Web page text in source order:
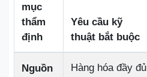
mục
thẩm
định
Yêu cầu kỹ
thuật bắt buộc
Nguồn
Hàng hóa đầy đủ